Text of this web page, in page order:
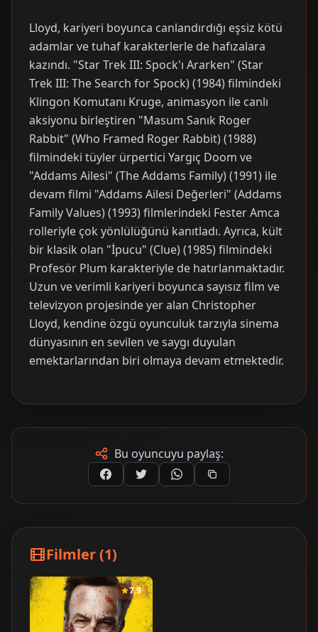
Lloyd, kariyeri boyunca canlandırdığı eşsiz kötü
adamlar ve tuhaf karakterlerle de hafızalara
kazındı. "Star Trek III: Spock'ı Ararken" (Star
Trek III: The Search for Spock) (1984) filmindeki
Klingon Komutanı Kruge, animasyon ile canlı
aksiyonu birleştiren "Masum Sanık Roger
Rabbit" (Who Framed Roger Rabbit) (1988)
filmindeki tüyler ürpertici Yargıç Doom ve
"Addams Ailesi" (The Addams Family) (1991) ile
devam filmi "Addams Ailesi Değerleri" (Addams
Family Values) (1993) filmlerindeki Fester Amca
rolleriyle çok yönlülüğünü kanıtladı. Ayrıca, kült
bir klasik olan "İpucu" (Clue) (1985) filmindeki
Profesör Plum karakteriyle de hatırlanmaktadır.
Uzun ve verimli kariyeri boyunca sayısız film ve
televizyon projesinde yer alan Christopher
Lloyd, kendine özgü oyunculuk tarzıyla sinema
dünyasının en sevilen ve saygı duyulan
emektarlarından biri olmaya devam etmektedir.
Bu oyuncuyu paylaş:
Filmler (1)
7.9